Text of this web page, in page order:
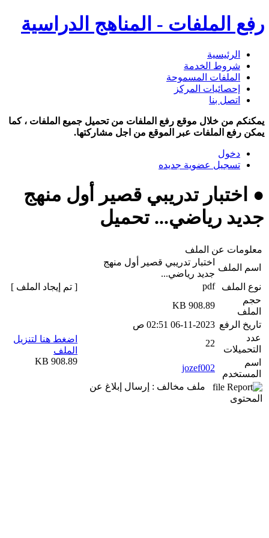
رفع الملفات - المناهج الدراسية
الرئيسية
شروط الخدمة
الملفات المسموحة
إحصائيات المركز
اتصل بنا
يمكنكم من خلال موقع رفع الملفات من تحميل جميع الملفات ، كما
يمكن رفع الملفات عبر الموقع من اجل مشاركتها.
دخول
تسجيل عضوية جديده
● اختبار تدريبي قصير أول منهج
جديد رياضي... تحميل
معلومات عن الملف
اسم الملف
اختبار تدريبي قصير أول منهج
جديد رياضي...
نوع الملف
pdf
حجم
الملف
908.89 KB
تاريخ الرفع 06-11-2023 02:51 ص
عدد
التحميلات
22
اسم
المستخدم
jozef002
ملف مخالف : إرسال إبلاغ عن
المحتوى
[ تم إيجاد الملف ]
اضغط هنا لتنزيل
الملف
908.89 KB